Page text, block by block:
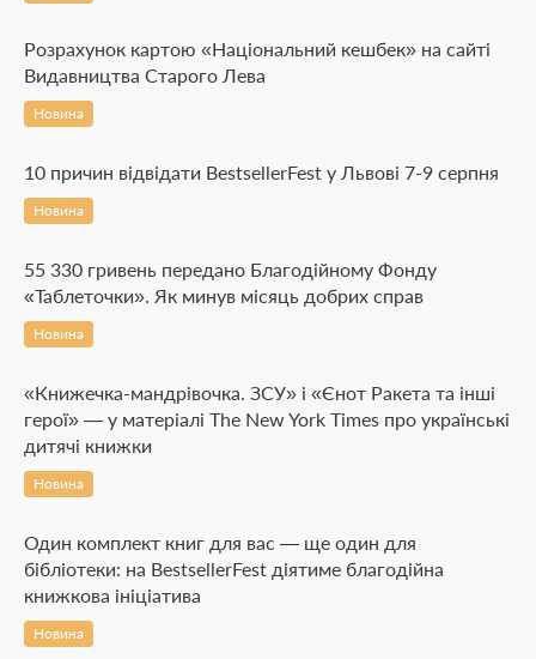
Розрахунок картою «Національний кешбек» на сайті
Видавництва Старого Лева
Новина
10 причин відвідати BestsellerFest у Львові 7-9 серпня
Новина
55 330 гривень передано Благодійному Фонду
«Таблеточки». Як минув місяць добрих справ
Новина
«Книжечка-мандрівочка. ЗСУ» і «Єнот Ракета та інші
герої» — у матеріалі The New York Times про українські
дитячі книжки
Новина
Один комплект книг для вас — ще один для
бібліотеки: на BestsellerFest діятиме благодійна
книжкова ініціатива
Новина